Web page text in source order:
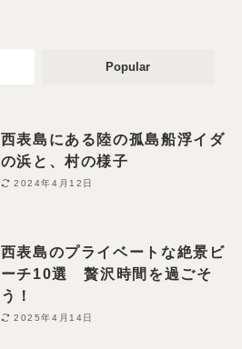
Popular
西表島にある陸の孤島船浮イダ
の浜と、村の様子
2024年4月12日
西表島のプライベートな絶景ビ
ーチ10選 贅沢時間を過ごそ
う！
2025年4月14日